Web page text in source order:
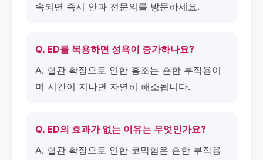
속되면 즉시 안과 전문의를 방문하세요.
Q. ED를 복용하면 성욕이 증가하나요?
A. 혈관 확장으로 인한 홍조는 흔한 부작용이
며 시간이 지나면 자연히 해소됩니다.
Q. ED의 효과가 없는 이유는 무엇인가요?
A. 혈관 확장으로 인한 코막힘은 흔한 부작용